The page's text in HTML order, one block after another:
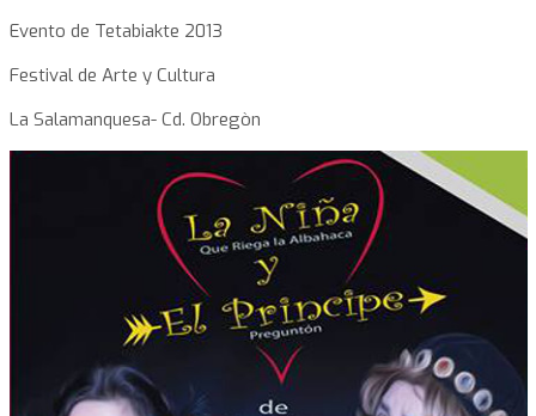
Evento de Tetabiakte 2013
Festival de Arte y Cultura
La Salamanquesa- Cd. Obregòn